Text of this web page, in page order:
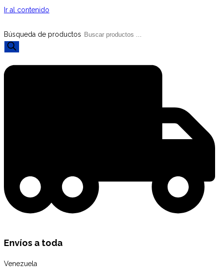
Ir al contenido
Búsqueda de productos
Envíos a toda
Venezuela